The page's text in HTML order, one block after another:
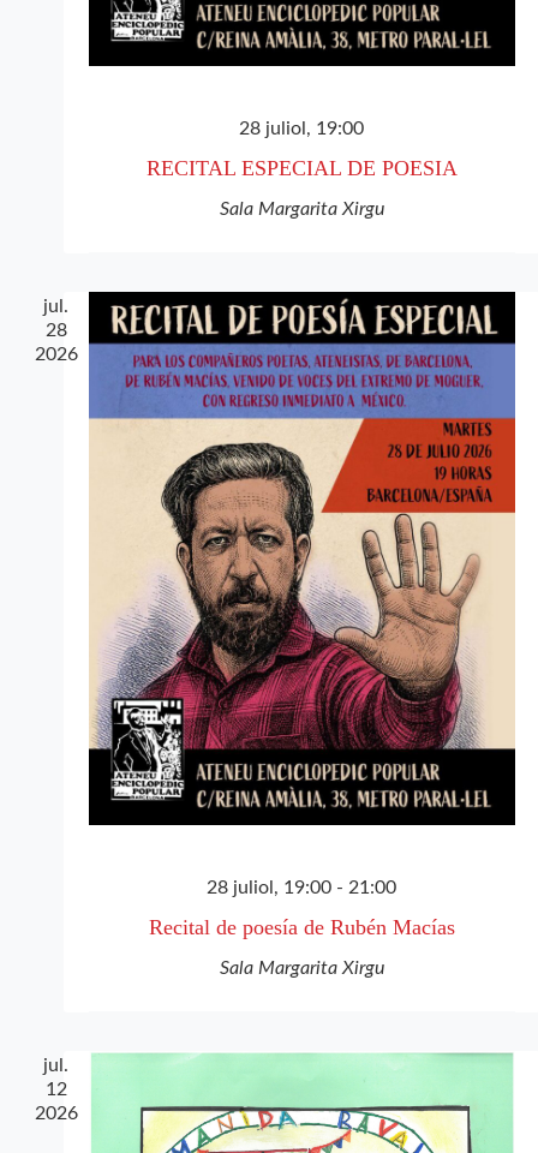
28 juliol, 19:00
RECITAL ESPECIAL DE POESIA
Sala Margarita Xirgu
jul.
28
2026
28 juliol, 19:00 - 21:00
Recital de poesía de Rubén Macías
Sala Margarita Xirgu
jul.
12
2026